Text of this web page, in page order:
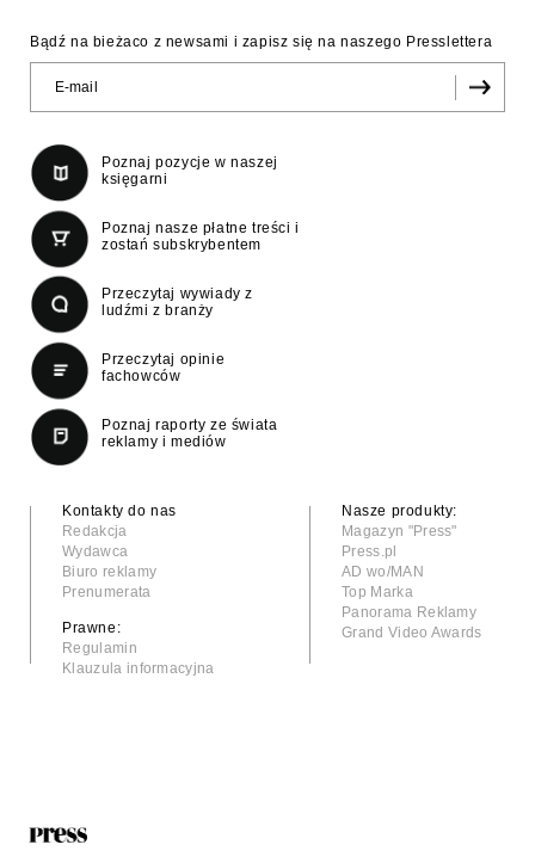
Bądź na bieżaco z newsami i zapisz się na naszego Presslettera
Poznaj pozycje w naszej
księgarni
Poznaj nasze płatne treści i
zostań subskrybentem
Przeczytaj wywiady z
ludźmi z branży
Przeczytaj opinie
fachowców
Poznaj raporty ze świata
reklamy i mediów
Kontakty do nas
Redakcja
Wydawca
Biuro reklamy
Prenumerata
Prawne:
Regulamin
Klauzula informacyjna
Nasze produkty:
Magazyn "Press"
Press.pl
AD wo/MAN
Top Marka
Panorama Reklamy
Grand Video Awards